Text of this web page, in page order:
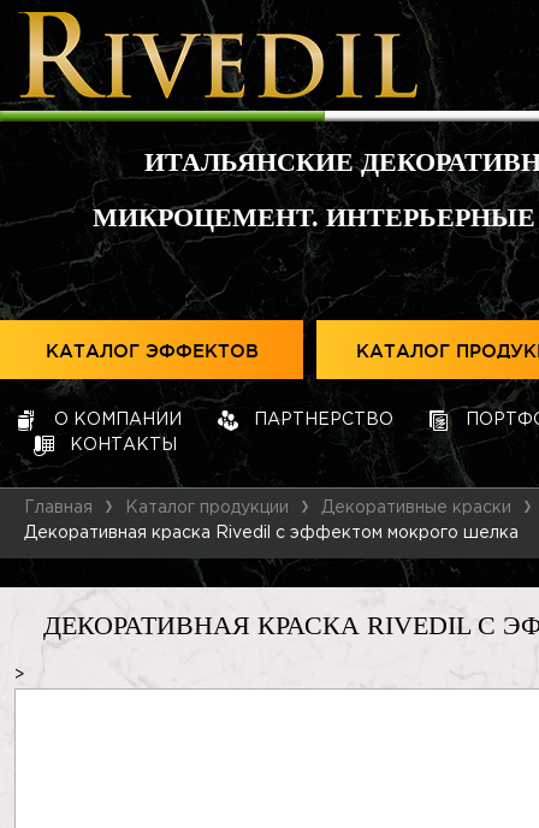
ИТАЛЬЯНСКИЕ
МИКРОЦЕМЕНТ.
КАТАЛОГ ЭФФЕКТОВ КАТАЛОГ
О КОМПАНИИ ПАРТНЕРСТВО
КОНТАКТЫ
Главная Каталог продукции
Декоративные краски
Декоративная краска Rivedil с эффектом мокрого шелка
ДЕКОРАТИВНАЯ КРАСКА RIVEDIL С
>